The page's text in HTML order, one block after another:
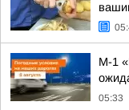
М-1
05:33